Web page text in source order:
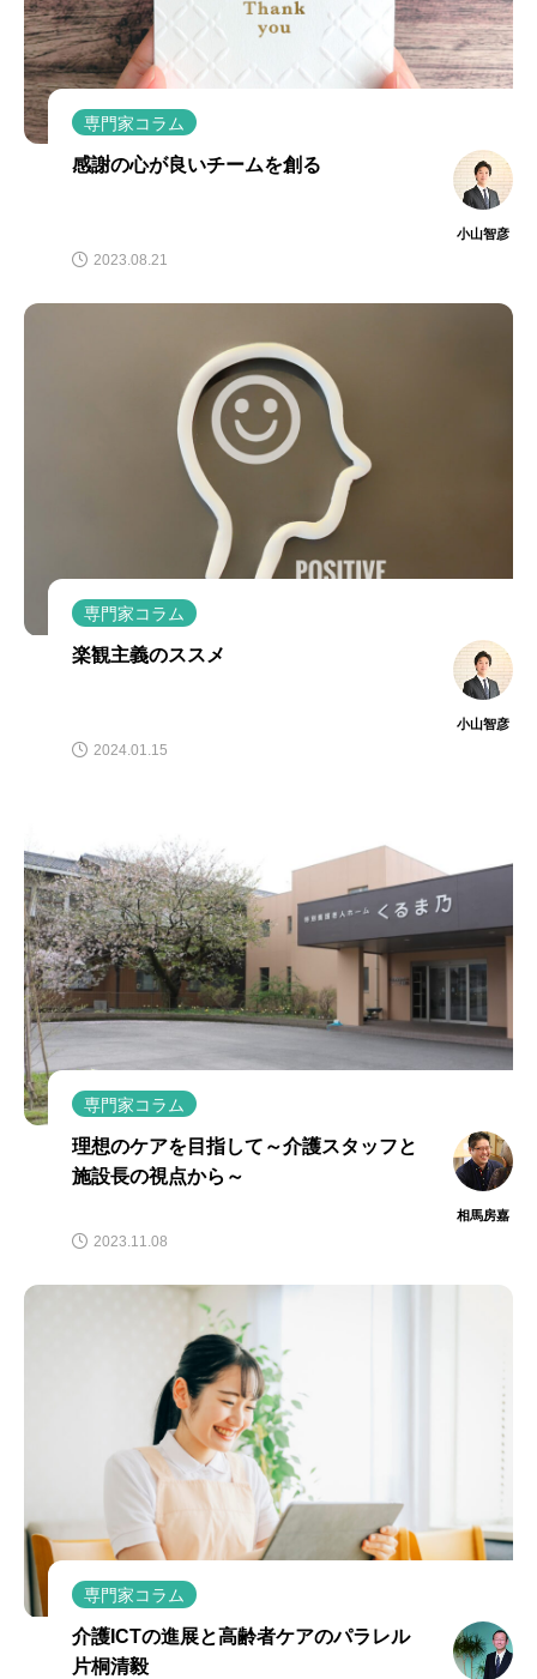
専門家コラム
感謝の心が良いチームを創る
小山智彦
2023.08.21
専門家コラム
楽観主義のススメ
小山智彦
2024.01.15
専門家コラム
理想のケアを目指して～介護スタッフと
施設長の視点から～
相馬房嘉
2023.11.08
専門家コラム
介護ICTの進展と高齢者ケアのパラレル
片桐清毅